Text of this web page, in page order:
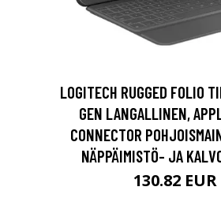
LOGITECH RUGGED FOLIO
GEN LANGALLINEN,
CONNECTOR
NÄPPÄIMISTÖ- JA
130.82 EUR